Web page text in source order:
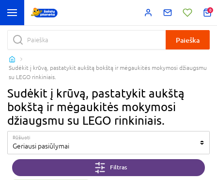
0
Paieška
Sudėkit į krūvą, pastatykit aukštą bokštą ir mėgaukitės mokymosi džiaugsmu
su LEGO rinkiniais.
Sudėkit į krūvą, pastatykit aukštą
bokštą ir mėgaukitės mokymosi
džiaugsmu su LEGO rinkiniais.
Rūšiuoti
Geriausi pasiūlymai
Filtras